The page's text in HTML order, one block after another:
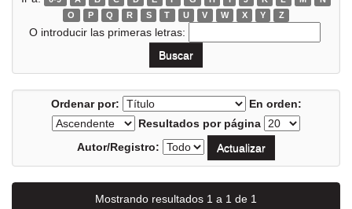
O
P Q R S T U V W X Y Z
O introducir las primeras letras:
Ordenar por:
En orden:
Resultados por página
Autor/Registro:
Mostrando resultados 1 a 1 de 1